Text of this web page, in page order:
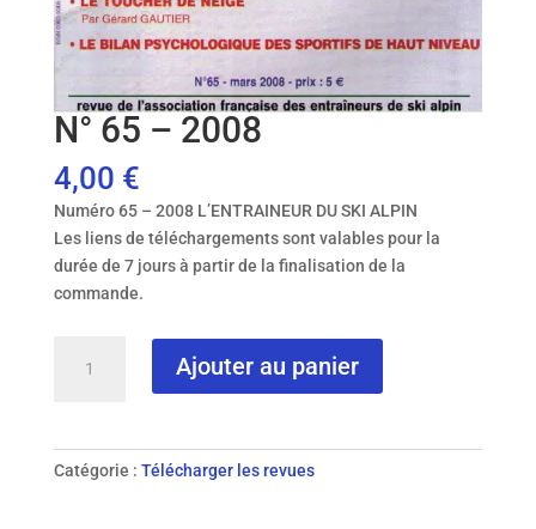
N° 65 – 2008
4,00 €
Numéro 65 – 2008 L’ENTRAINEUR DU SKI ALPIN
Les liens de téléchargements sont valables pour la
durée de 7 jours à partir de la finalisation de la
commande.
Ajouter au panier
Catégorie : Télécharger les revues